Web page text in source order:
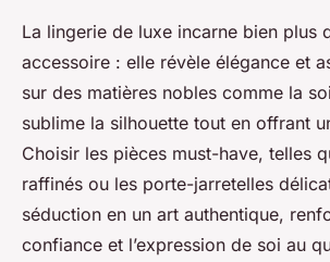
La lingerie de luxe incarne bien plus
accessoire : elle révèle élégance et
sur des matières nobles comme la
sublime la silhouette tout en offrant
Choisir les pièces must-have, telles
raffinés ou les porte-jarretelles
séduction en un art authentique,
confiance et l’expression de soi au